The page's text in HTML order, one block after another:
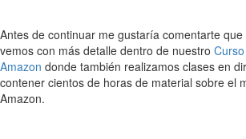
Antes de continuar me gustaría comentarte
vemos con más detalle dentro de nuestro
Amazon donde también realizamos clases en
contener cientos de horas de material sobre el
Amazon.